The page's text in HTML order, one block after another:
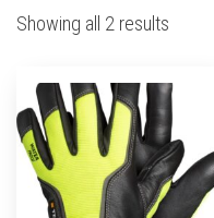
Showing all 2 results